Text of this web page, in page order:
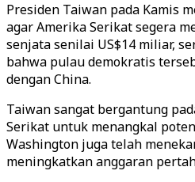
Presiden Taiwan pada Kamis
agar Amerika Serikat segera
senjata senilai US$14 miliar,
bahwa pulau demokratis
dengan China.
Taiwan sangat bergantung
Serikat untuk menangkal
Washington juga telah
meningkatkan anggaran